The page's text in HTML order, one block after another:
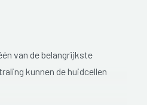
van de belangrijkste
kunnen de huidcellen